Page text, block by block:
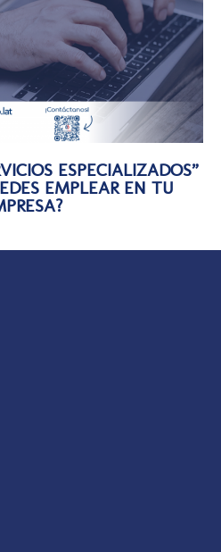
ESPECIALIZADOS”
EMPLEAR EN TU